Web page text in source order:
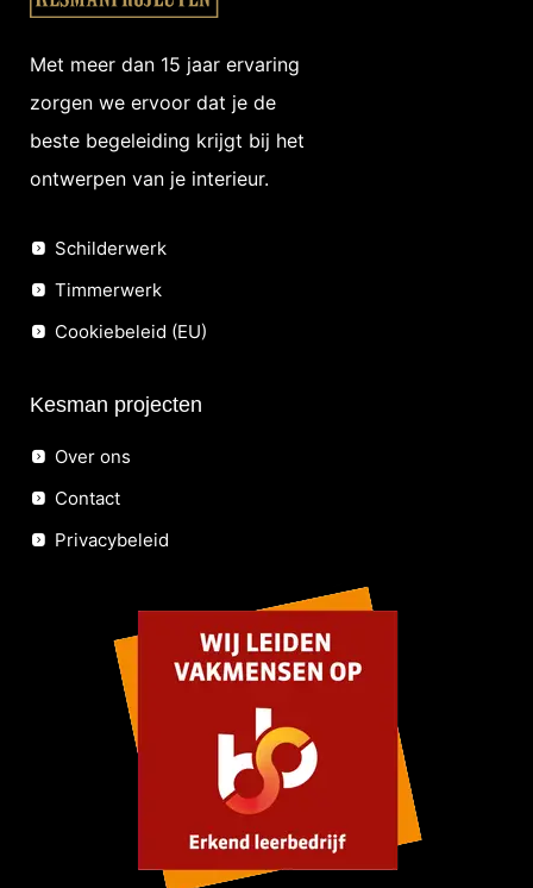
Met meer dan 15 jaar ervaring
zorgen we ervoor dat je de
beste begeleiding krijgt bij het
ontwerpen van je interieur.
Schilderwerk
Timmerwerk
Cookiebeleid (EU)
Kesman projecten
Over ons
Contact
Privacybeleid